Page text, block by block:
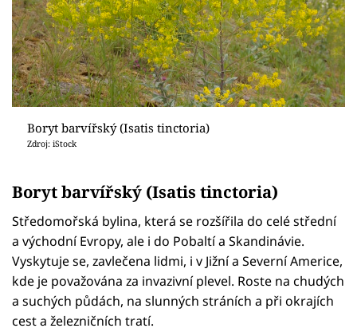
Boryt barvířský (Isatis tinctoria)
Zdroj: iStock
Boryt barvířský (Isatis tinctoria)
Středomořská bylina, která se rozšířila do celé střední
a východní Evropy, ale i do Pobaltí a Skandinávie.
Vyskytuje se, zavlečena lidmi, i v Jižní a Severní Americe,
kde je považována za invazivní plevel. Roste na chudých
a suchých půdách, na slunných stráních a při okrajích
cest a železničních tratí.